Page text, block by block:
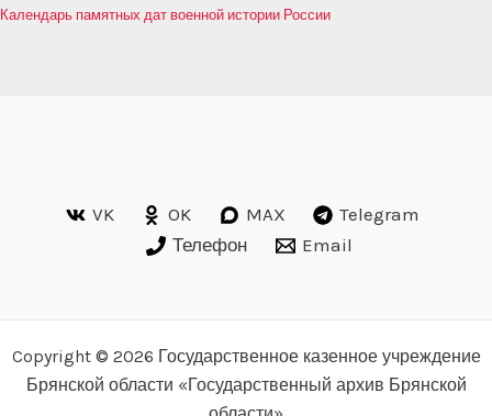
Календарь памятных дат военной истории России
VK OK MAX
Telegram
Телефон
Email
Copyright © 2026 Государственное казенное учреждение
Брянской области «Государственный архив Брянской